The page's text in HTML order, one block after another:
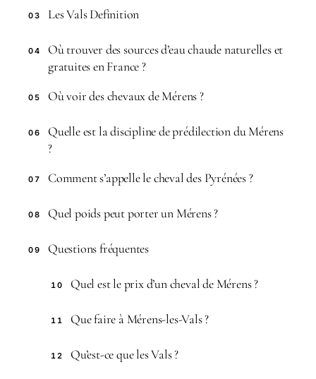
03 Les Vals Definition
04
Où trouver des sources d’eau chaude naturelles et
gratuites en France ?
05 Où voir des chevaux de Mérens ?
06
Quelle est la discipline de prédilection du Mérens
?
07 Comment s’appelle le cheval des Pyrénées ?
08 Quel poids peut porter un Mérens ?
09 Questions fréquentes
10 Quel est le prix d’un cheval de Mérens ?
11 Que faire à Mérens-les-Vals ?
12 Qu’est-ce que les Vals ?